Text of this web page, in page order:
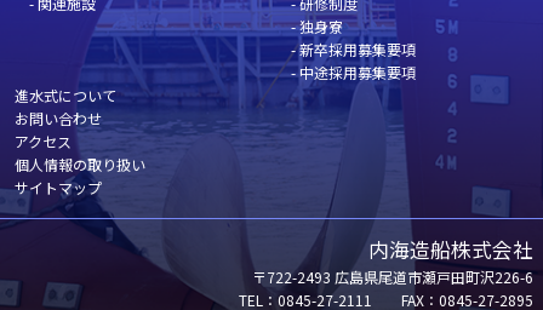
独身寮
新卒採用募集要項
中途採用募集要項
進水式について
お問い合わせ
アクセス
個人情報の取り扱い
サイトマップ
内海造船株式会社
〒722-2493 広島県尾道市瀬戸田町沢226-6
TEL：0845-27-2111 FAX：0845-27-2895